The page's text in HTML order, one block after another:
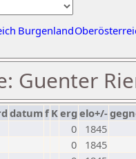
Burgenland
Guenter
datumf Kerg elo+/-
0
1845
0
1845